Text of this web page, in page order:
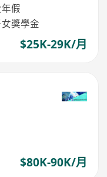
假
獎學金
$25K-29K/月
$80K-90K/月